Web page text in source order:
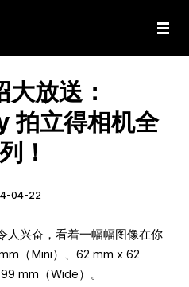
放送：
拍立得相机全
！
04-22
人兴奋，看着一幅幅图像在你
（Mini）、62 mm x 62
mm（Wide）。